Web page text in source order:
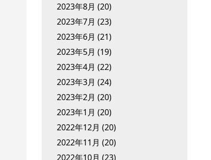
2023年8月 (20)
2023年7月 (23)
2023年6月 (21)
2023年5月 (19)
2023年4月 (22)
2023年3月 (24)
2023年2月 (20)
2023年1月 (20)
2022年12月 (20)
2022年11月 (20)
2022年10月 (23)